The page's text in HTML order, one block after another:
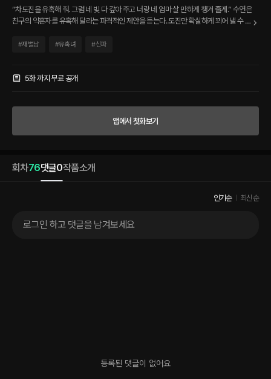
“차도진을 유혹해 줘. 그럼 네 빚 다 갚아 주고 너랑 네 엄마 살 만하게 챙겨 줄게.” 수연은
친구의 약혼자를 유혹해 달라는 파격적인 제안을 듣는다. 도진만 확실하게 꾀어 낼 수 있
진의 조카, 현이의 입주 가정교사로 들어가게 되는데……. “지금 내가 도진 씨 따라서 그
들어가야죠.” “그러고 나서?” “한 번 해야지요.”
#재벌남 #유혹녀 #신파
5화 까지 무료 공개
앱에서 첫화보기
회차76댓글0작품소개
인기순 최신순
로그인 하고 댓글을 남겨보세요
등록된 댓글이 없어요